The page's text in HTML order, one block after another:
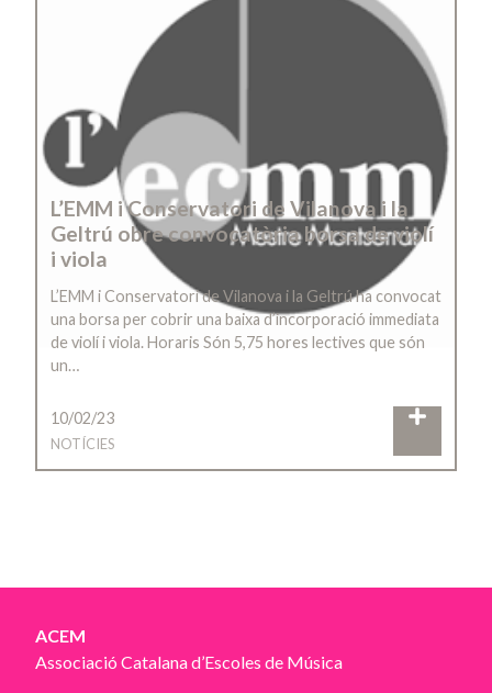
L’EMM i Conservatori de Vilanova i la
Geltrú obre convocatòria borsa de violí
i viola
L’EMM i Conservatori de Vilanova i la Geltrú ha convocat
una borsa per cobrir una baixa d’incorporació immediata
de violí i viola. Horaris Són 5,75 hores lectives que són
un…
10/02/23
NOTÍCIES
ACEM
Associació Catalana d’Escoles de Música